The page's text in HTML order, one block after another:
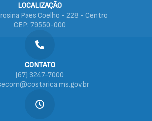
LOCALIZAÇÃO
Paes Coelho - 228 - Centro
CEP: 79550-000
CONTATO
(67) 3247-7000